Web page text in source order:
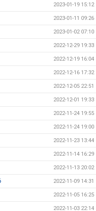
2023-01-19 15:12
2023-01-11 09:26
2023-01-02 07:10
2022-12-29 19:33
2022-12-19 16:04
2022-12-16 17:32
2022-12-05 22:51
2022-12-01 19:33
2022-11-24 19:55
2022-11-24 19:00
2022-11-23 13:44
2022-11-14 16:29
2022-11-13 20:02
2022-11-09 14:31
2022-11-05 16:25
2022-11-03 22:14